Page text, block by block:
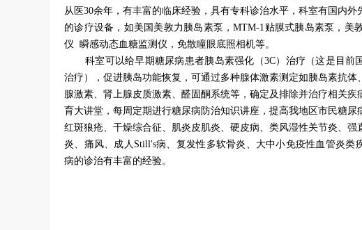
从医30余年，有丰富的临床经验，具有专科诊治水平，科室有国内外
的诊疗设备，如美国美敦力胰岛素泵，MTM-1贴膜式胰岛素泵，美
仪 瞬感动态血糖监测仪，免散瞳眼底照相机等。
科室可以给早期糖尿病患者胰岛素强化（3C）治疗（这是目前
治疗），促进胰岛功能恢复，可通过多种腺体激素测定如胰岛素抗体
腺激素、肾上腺皮质激素、醛固酮系统等，确定及排除并治疗相关疾
育大讲堂，每周定期进行糖尿病防治知识讲座，提高我地区市民糖尿
红斑狼疮、干燥综合征、肌炎皮肌炎、硬皮病、类风湿性关节炎、强
炎、痛风、成人Still's病、复发性多软骨炎、大中小免疫性血管炎类
病的诊治有丰富的经验。